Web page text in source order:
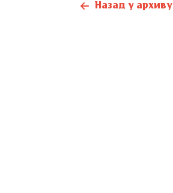
Назад у архиву